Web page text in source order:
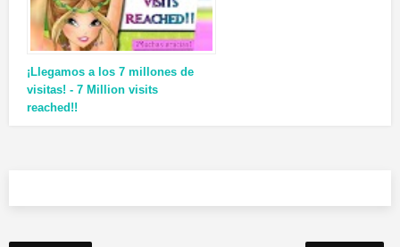
¡Llegamos a los 7 millones de
visitas! - 7 Million visits
reached!!